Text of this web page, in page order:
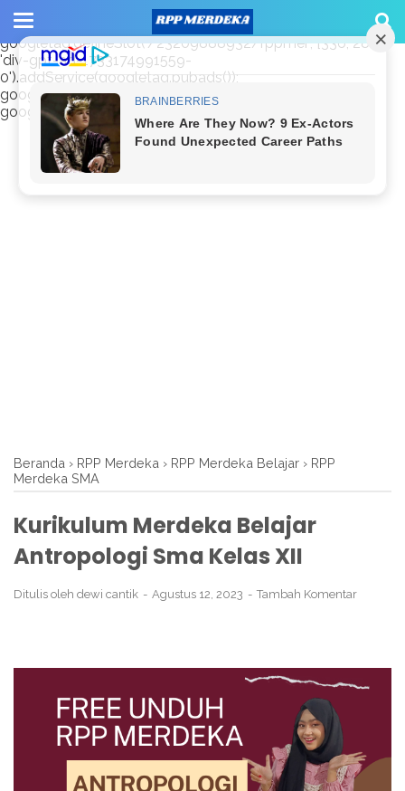
window.googletag = window.googletag || {cmd: []};
googletag.cmd.push(function() {
googletag.defineSlot('/23209888932/rppmer', [336, 280],
'div-gpt-ad-1733174991559-
0').addService(googletag.pubads());
googletag.pubads().enableSingleRequest();
googletag.enableServices(); });
Beranda › RPP Merdeka › RPP Merdeka Belajar › RPP
Merdeka SMA
Kurikulum Merdeka Belajar
Antropologi Sma Kelas XII
Ditulis oleh dewi cantik Agustus 12, 2023 Tambah Komentar